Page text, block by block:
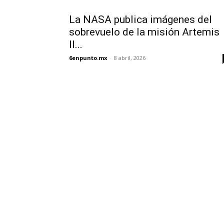
La NASA publica imágenes del
sobrevuelo de la misión Artemis
II...
6enpunto.mx - 8 abril, 2026